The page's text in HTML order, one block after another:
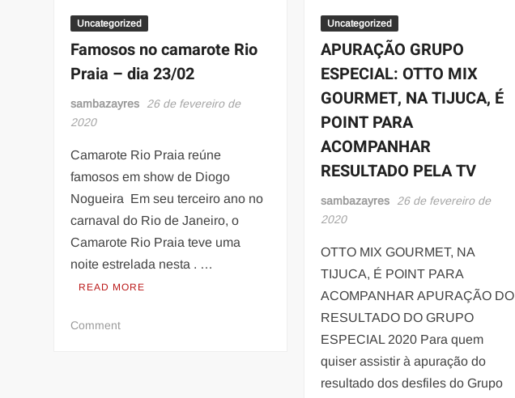
Di
exibe
suas
curvas
e
dispara:
é
para
ser
vivida’
Uncategorized
Famosos no camarote Rio
Praia – dia 23/02
sambazayres
26 de fevereiro de
2020
Camarote Rio Praia reúne
famosos em show de Diogo
Nogueira Em seu terceiro ano no
carnaval do Rio de Janeiro, o
Camarote Rio Praia teve uma
noite estrelada nesta . …
READ MORE
Commenton
Uncategorized
APURAÇÃO GRUPO
ESPECIAL: OTTO MIX
GOURMET, NA TIJUCA, É
POINT PARA
ACOMPANHAR
RESULTADO PELA TV
sambazayres
26 de fevereiro de
2020
OTTO MIX GOURMET, NA
TIJUCA, É POINT PARA
ACOMPANHAR APURAÇÃO DO
RESULTADO DO GRUPO
ESPECIAL 2020 Para quem
quiser assistir à apuração do
resultado dos desfiles do Grupo